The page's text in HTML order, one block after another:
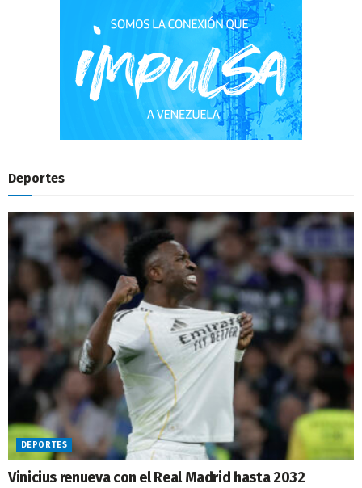
Deportes
DEPORTES
Vinicius renueva con el Real Madrid hasta 2032